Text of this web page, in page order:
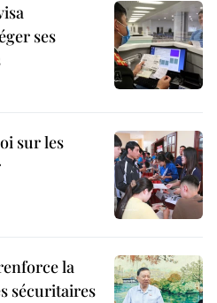
ses
sur les
la
sécuritaires